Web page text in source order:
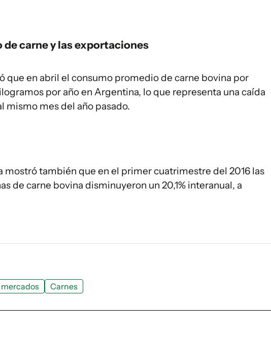
de carne y las exportaciones
que en abril el consumo promedio de carne bovina por
por año en Argentina, lo que representa una caída
mismo mes del año pasado.
mostró también que en el primer cuatrimestre del 2016 las
de carne bovina disminuyeron un 20,1% interanual, a
mercados Carnes